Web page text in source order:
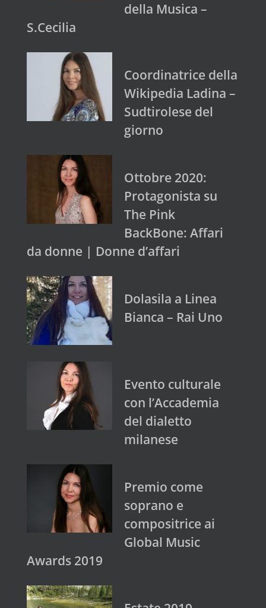
della Musica –
S.Cecilia
Coordinatrice della
Wikipedia Ladina –
Sudtirolese del
giorno
Ottobre 2020:
Protagonista su
The Pink
BackBone: Affari
da donne | Donne d’affari
Dolasila a Linea
Bianca – Rai Uno
Evento culturale
con l’Accademia
del dialetto
milanese
Premio come
soprano e
compositrice ai
Global Music
Awards 2019